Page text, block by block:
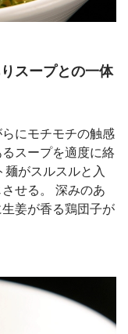
スープとの一体
にモチモチの触感
スープを適度に絡
がスルスルと入
せる。 深みのあ
姜が香る鶏団子が